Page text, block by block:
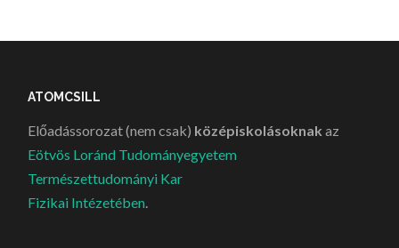
ATOMCSILL
Előadássorozat (nem csak) középiskolásoknak az
Eötvös Loránd Tudományegyetem
Természettudományi Kar
Fizikai Intézetében.